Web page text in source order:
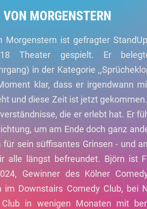
MORGENSTERN
Morgenstern ist gefragter
Theater gespielt. Er
in der Kategorie
klar, dass er irgendwann
und diese Zeit ist jetzt
die er erlebt hat. Er
um am Ende doch ganz
für sein süffisantes Grinsen - und
alle längst befreundet. Björn ist
Gewinner des Kölner
im Downstairs Comedy Club, bei
Club in wenigen Monaten mit